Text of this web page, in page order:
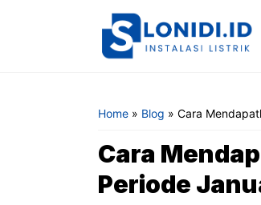
Home » Blog » Cara
Cara
Periode